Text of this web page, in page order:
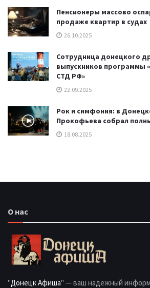
Пенсионеры массово
продаже квартир в судах
26.10.2025
Сотрудница донецкого
выпускников программы
СТД РФ»
22.09.2025
Рок и симфония: в
Прокофьева собрал
18.08.2025
О нас
"Донецк Афиша" — ваш надежный